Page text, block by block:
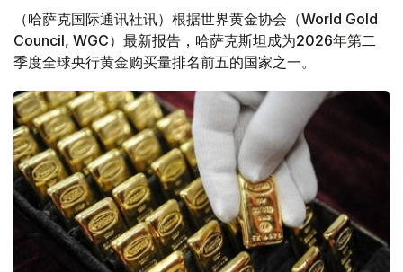
（哈萨克国际通讯社讯）根据世界黄金协会（World Gold
Council, WGC）最新报告，哈萨克斯坦成为2026年第二
季度全球央行黄金购买量排名前五的国家之一。